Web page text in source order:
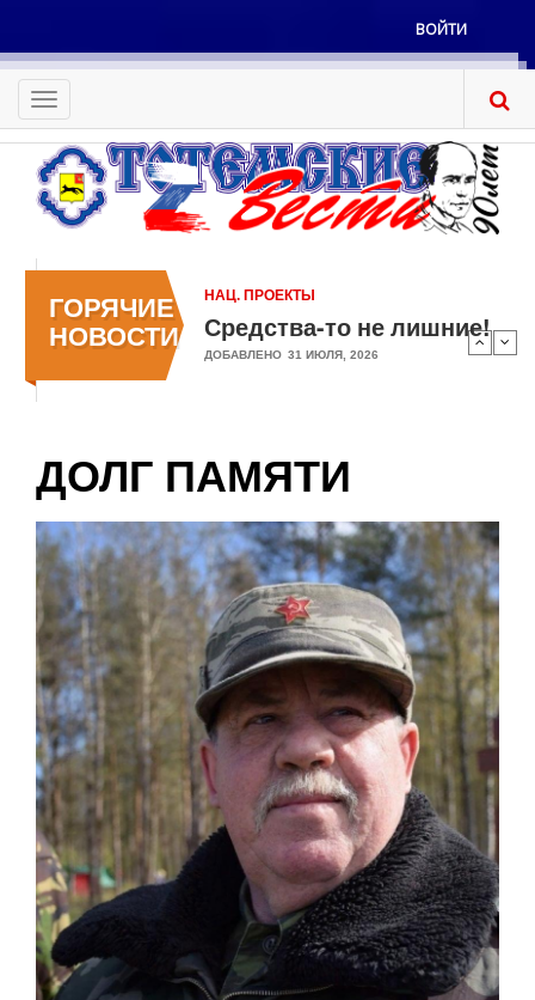
основному
содержанию
Меню
учётной
записи
пользователя
ВОЙТИ
Toggle
navigation
ГОРЯЧИЕ
НОВОСТИ
НАЦ. ПРОЕКТЫ
Средства-то не лишние!
ДОБАВЛЕНО 31 ИЮЛЯ, 2026
ДОЛГ ПАМЯТИ